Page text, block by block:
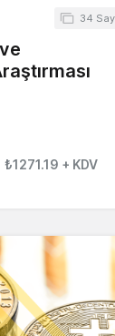
34
₺1271.19 + KDV